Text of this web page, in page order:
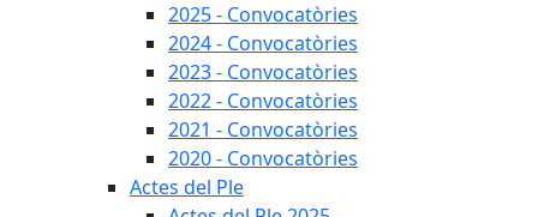
2025 - Convocatòries
2024 - Convocatòries
2023 - Convocatòries
2022 - Convocatòries
2021 - Convocatòries
2020 - Convocatòries
Actes del Ple